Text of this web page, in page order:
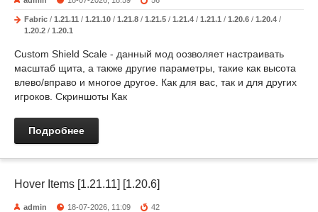
Fabric / 1.21.11 / 1.21.10 / 1.21.8 / 1.21.5 / 1.21.4 / 1.21.1 / 1.20.6 / 1.20.4 /
1.20.2 / 1.20.1
Custom Shield Scale - данный мод оозволяет настраивать
масштаб щита, а также другие параметры, такие как высота
влево/вправо и многое другое. Как для вас, так и для других
игроков. Скриншоты Как
Подробнее
Hover Items [1.21.11] [1.20.6]
admin 18-07-2026, 11:09 42